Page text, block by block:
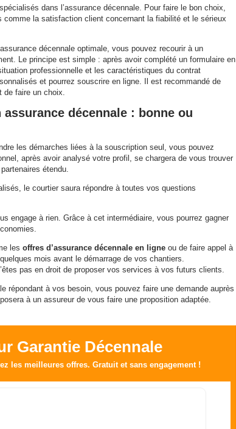
dans l’assurance décennale. Pour faire le bon choix,
comme la satisfaction client concernant la fiabilité et le sérieux
décennale optimale, vous pouvez recourir à un
Le principe est simple : après avoir complété un formulaire en
professionnelle et les caractéristiques du contrat
et pourrez souscrire en ligne. Il est recommandé de
de faire un choix.
décennale : bonne ou
les démarches liées à la souscription seul, vous pouvez
après avoir analysé votre profil, se chargera de vous trouver
étendu.
le courtier saura répondre à toutes vos questions
engage à rien. Grâce à cet intermédiaire, vous pourrez gagner
les offres d’assurance décennale en ligneou de faire appel à
mois avant le démarrage de vos chantiers.
pas en droit de proposer vos services à vos futurs clients.
répondant à vos besoin, vous pouvez faire une demande auprès
à un assureur de vous faire une proposition adaptée.
Garantie Décennale
les meilleures offres. Gratuit et sans engagement !